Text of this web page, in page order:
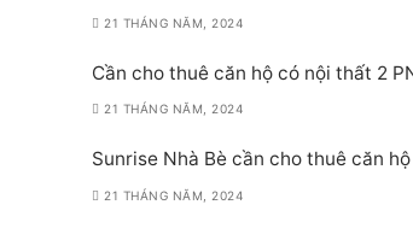
21 THÁNG NĂM, 2024
Cần cho thuê căn hộ có nội thất 2
21 THÁNG NĂM, 2024
Sunrise Nhà Bè cần cho thuê căn
21 THÁNG NĂM, 2024